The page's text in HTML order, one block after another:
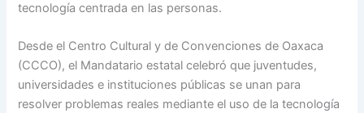
tecnología centrada en las personas.
Desde el Centro Cultural y de Convenciones de Oaxaca
(CCCO), el Mandatario estatal celebró que juventudes,
universidades e instituciones públicas se unan para
resolver problemas reales mediante el uso de la tecnología